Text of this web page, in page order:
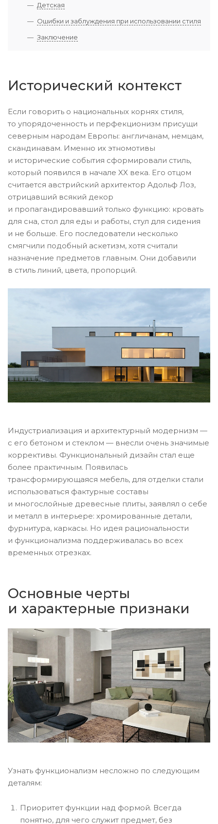
Детская
Ошибки и заблуждения при использовании стиля
Заключение
Исторический контекст
Если говорить о национальных корнях стиля,
то упорядоченность и перфекционизм присущи
северным народам Европы: англичанам, немцам,
скандинавам. Именно их этномотивы
и исторические события сформировали стиль,
который появился в начале XX века. Его отцом
считается австрийский архитектор Адольф Лоз,
отрицавший всякий декор
и пропагандировавший только функцию: кровать
для сна, стол для еды и работы, стул для сидения
и не больше. Его последователи несколько
смягчили подобный аскетизм, хотя считали
назначение предметов главным. Они добавили
в стиль линий, цвета, пропорций.
Индустриализация и архитектурный модернизм —
с его бетоном и стеклом — внесли очень значимые
коррективы. Функциональный дизайн стал еще
более практичным. Появилась
трансформирующаяся мебель, для отделки стали
использоваться фактурные составы
и многослойные древесные плиты, заявлял о себе
и металл в интерьере: хромированные детали,
фурнитура, каркасы. Но идея рациональности
и функционализма поддерживалась во всех
временных отрезках.
Основные черты
и характерные признаки
Узнать функционализм несложно по следующим
деталям:
Приоритет функции над формой. Всегда
понятно, для чего служит предмет, без